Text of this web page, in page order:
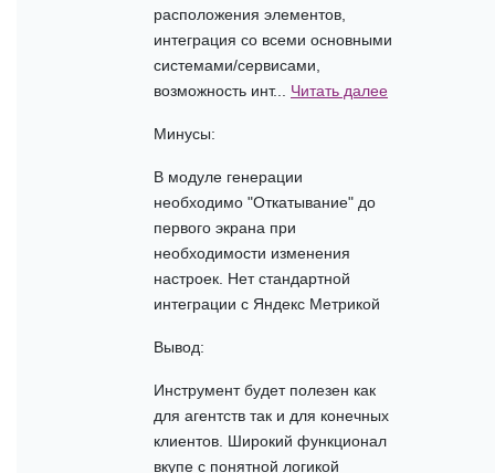
расположения элементов,
интеграция со всеми основными
системами/сервисами,
возможность инт... Читать далее
Минусы:
В модуле генерации
необходимо "Откатывание" до
первого экрана при
необходимости изменения
настроек. Нет стандартной
интеграции с Яндекс Метрикой
Вывод:
Инструмент будет полезен как
для агентств так и для конечных
клиентов. Широкий функционал
вкупе с понятной логикой